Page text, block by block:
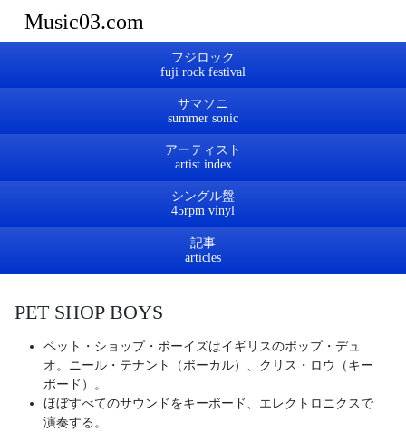
Music03.com
フジロック
サマソニ
アーティスト
シングル盤
記事
PET SHOP BOYS
ペット・ショップ・ボーイズはイギリスのポップ・デュ
オ。ニール・テナント（ボーカル）、クリス・ロウ（キー
ボード）。
ほぼすべてのサウンドをキーボード、エレクトロニクスで
演奏する。